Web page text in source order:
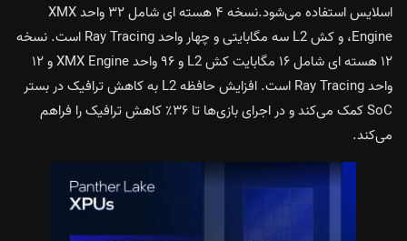
اسلایس استفاده می‌شود.نسخه ۴ هسته ای شامل ۳۲ واحد XMX
Engine، و کش L2 سه مگابایتی و چهار واحد Ray Tracing است. نسخه
۱۲ هسته ای شامل ۱۶ مگابایت کش L2 و ۹۶ واحد XMX Engine و ۱۲
واحد Ray Tracing است. افزایش حافظه L2 به کاهش ترافیک در بستر
SoC کمک می‌کند و در اجرای بازی‌ها تا ۳۶٪ کاهش ترافیک را فراهم
می‌کند.